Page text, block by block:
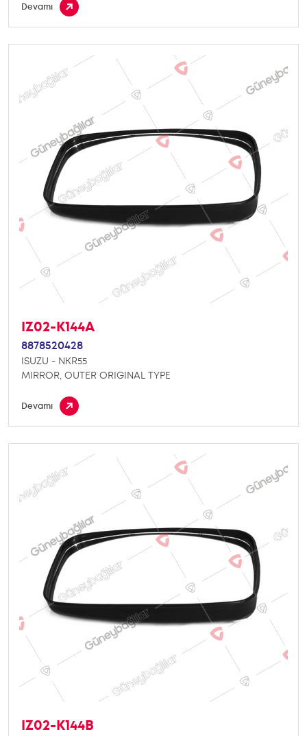
Devamı
IZ02-K144A
8878520428
ISUZU - NKR55
MIRROR, OUTER ORIGINAL TYPE
Devamı
IZ02-K144B